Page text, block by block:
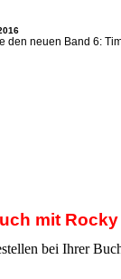
den neuen Band 6:
mit Rocky
bei Ihrer